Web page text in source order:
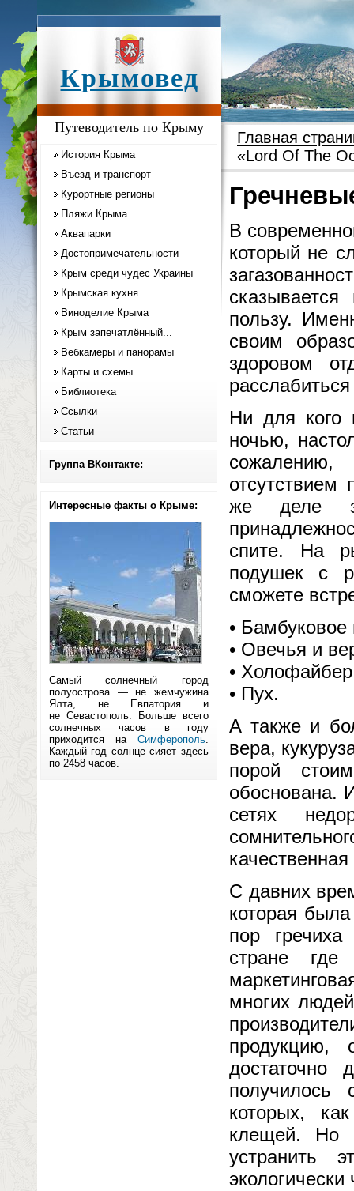
Крымовед
Путеводитель по Крыму
История Крыма
Въезд и транспорт
Курортные регионы
Пляжи Крыма
Аквапарки
Достопримечательности
Крым среди чудес Украины
Крымская кухня
Виноделие Крыма
Крым запечатлённый...
Вебкамеры и панорамы
Карты и схемы
Библиотека
Ссылки
Статьи
Группа ВКонтакте:
Интересные факты о Крыме:
Самый солнечный город
полуострова — не жемчужина
Ялта, не Евпатория и
не Севастополь. Больше всего
солнечных часов в году
приходится на Симферополь.
Каждый год солнце сияет здесь
по 2458 часов.
Главная
«Lord Of The
В
который не
пользу.
своим
здоровом
Ни для кого
ночью,
же деле
спите. На
подушек с
сможете
• Бамбуковое
• Овечья и
•
• Пух.
А также и
вера,
порой
обоснована.
сетях
С давних
которая
пор
стране
многих
продукцию,
достаточно
получилось
которых,
клещей. Но
устранить